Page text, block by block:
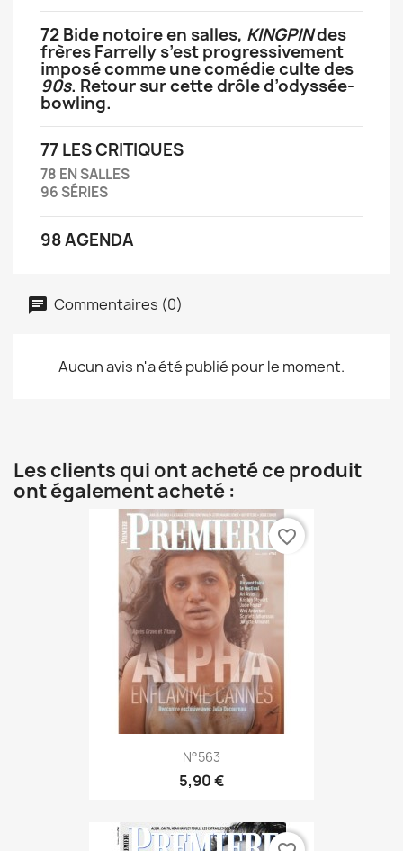
72 Bide notoire en salles, KINGPINdes
frères Farrelly s’est progressivement
imposé comme une comédie culte des
90s. Retour sur cette drôle d’odyssée-
bowling.
77 LES CRITIQUES
78 EN SALLES
96 SÉRIES
98 AGENDA
Commentaires (0)
Aucun avis n'a été publié pour le moment.
Les clients qui ont acheté ce produit
ont également acheté :
N°563
5,90 €
favorite_border